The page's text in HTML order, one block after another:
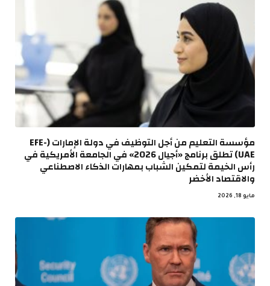
مؤسسة التعليم من أجل التوظيف في دولة الإمارات (EFE-
UAE) تطلق برنامج «أجيال 2026» في الجامعة الأمريكية في
رأس الخيمة لتمكين الشباب بمهارات الذكاء الاصطناعي
والاقتصاد الأخضر
مايو 18, 2026